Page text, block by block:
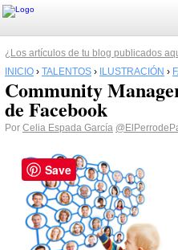
¿Los artículos de tu blog publicados
INICIO › TALENTOS › ILUSTRACIÓN ›
Community
de Facebook
Por Celia Espada García
Save